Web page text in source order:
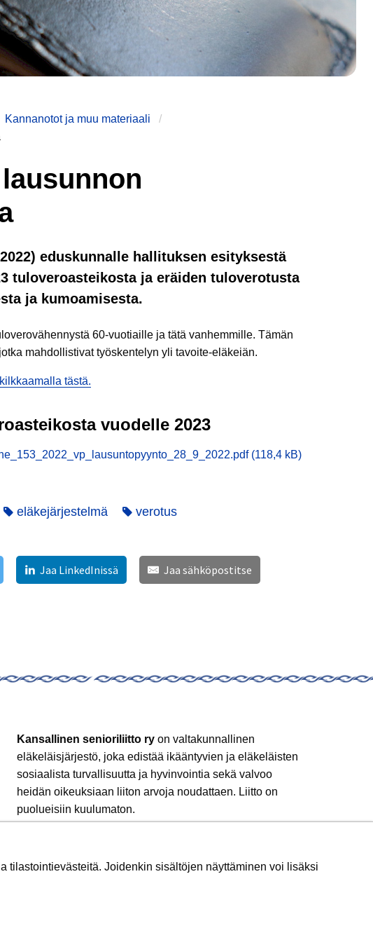
tilastointievästeitä. Joidenkin sisältöjen näyttäminen voi lisäksi
Kannanotot ja muu materiaali
eduskunnalle hallituksen esityksestä
tuloveroasteikosta ja eräiden tuloverotusta
ja kumoamisesta.
60-vuotiaille ja tätä vanhemmille. Tämän
mahdollistivat työskentelyn yli tavoite-eläkeiän.
kilkkaamalla tästä.
vuodelle 2023
(118,4 kB)
eläkejärjestelmä verotus
Jaa LinkedInissä Jaa sähköpostitse
Kansallinen senioriliitto ry on valtakunnallinen
eläkeläisjärjestö, joka edistää ikääntyvien ja eläkeläisten
sosiaalista turvallisuutta ja hyvinvointia sekä valvoo
heidän oikeuksiaan liiton arvoja noudattaen. Liitto on
puolueisiin kuulumaton.